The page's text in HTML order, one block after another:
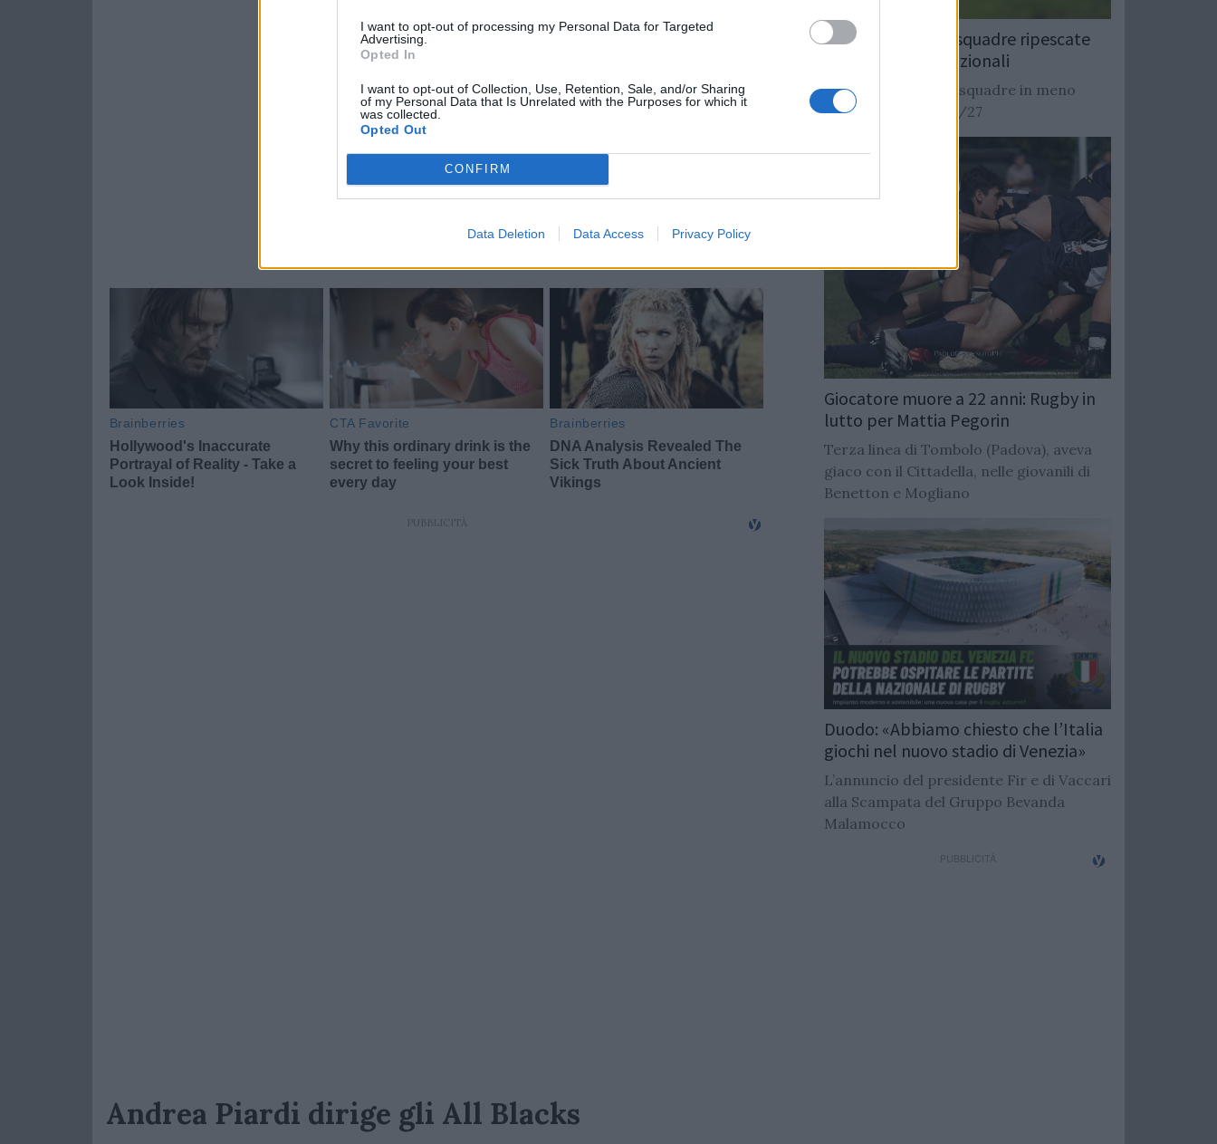
I want to opt-out of processing my Personal Data for Targeted
Advertising.
Opted In
I want to opt-out of Collection, Use, Retention, Sale, and/or Sharing
of my Personal Data that Is Unrelated with the Purposes for which it
was collected.
Opted Out
CONFIRM
Data Deletion Data Access Privacy Policy
Andrea Piardi dirige gli All Blacks
Rugby: Record di squadre ripescate
nei campionati nazionali
Si stimano oltre 20 squadre in meno
dalla stagione 2026/27
Giocatore muore a 22 anni: Rugby in
lutto per Mattia Pegorin
Terza linea di Tombolo (Padova), aveva
giaco con il Cittadella, nelle giovanili di
Benetton e Mogliano
Duodo: «Abbiamo chiesto che l’Italia
giochi nel nuovo stadio di Venezia»
L’annuncio del presidente Fir e di Vaccari
alla Scampata del Gruppo Bevanda
Malamocco